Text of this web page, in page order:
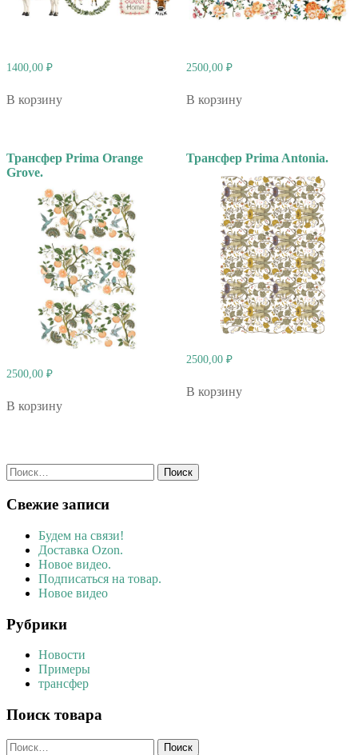
1400,00 ₽
В корзину
2500,00 ₽
В корзину
Трансфер Prima Orange
Grove.
2500,00 ₽
В корзину
Трансфер Prima Antonia.
2500,00 ₽
В корзину
Найти:
Свежие записи
Будем на связи!
Доставка Ozon.
Новое видео.
Подписаться на товар.
Новое видео
Рубрики
Новости
Примеры
трансфер
Поиск товара
Найти: